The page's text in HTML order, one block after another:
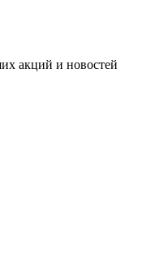
акций и новостей